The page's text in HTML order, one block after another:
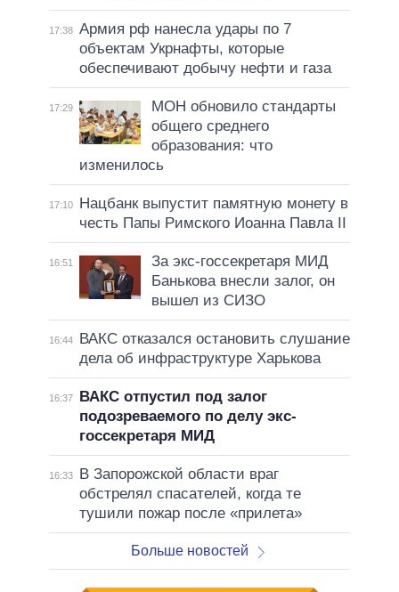
17:38 Армия рф нанесла удары по 7
объектам Укрнафты, которые
обеспечивают добычу нефти и газа
17:29
МОН обновило стандарты
общего среднего
образования: что
изменилось
17:10
Нацбанк выпустит памятную монету в
честь Папы Римского Иоанна Павла II
16:51
За экс-госсекретаря МИД
Банькова внесли залог, он
вышел из СИЗО
16:44
ВАКС отказался остановить слушание
дела об инфраструктуре Харькова
16:37
ВАКС отпустил под залог
подозреваемого по делу экс-
госсекретаря МИД
16:33
В Запорожской области враг
обстрелял спасателей, когда те
тушили пожар после «прилета»
Больше новостей